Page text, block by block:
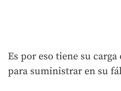
Es por eso tiene su
para suministrar en su